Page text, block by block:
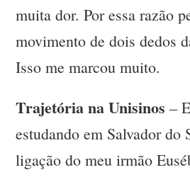
muita dor. Por essa razão
movimento de dois dedos
Isso me marcou muito.
Trajetória na Unisinos –
estudando em Salvador do
ligação do meu irmão